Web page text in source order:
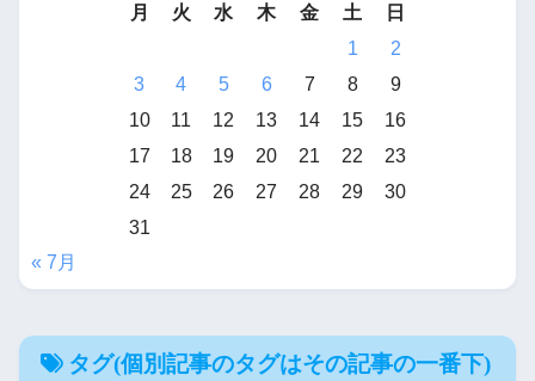
月
火 水 木 金 土
日
1
2
3
4 5 6 7 8
9
10
11 12 13 14 15
16
17
18 19 20 21 22
23
24
25 26 27 28 29
30
31
« 7月
タグ(個別記事のタグはその記事の一番下)